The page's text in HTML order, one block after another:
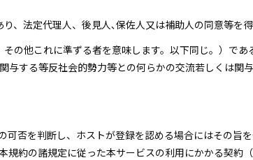
、法定代理人、後見人､保佐人又は補助人の同意等を
の他これに準ずる者を意味します。以下同じ。）で
する等反社会的勢力等との何らかの交流若しくは関
否を判断し、ホストが登録を認める場合にはその旨
約の諸規定に従った本サービスの利用にかかる契約